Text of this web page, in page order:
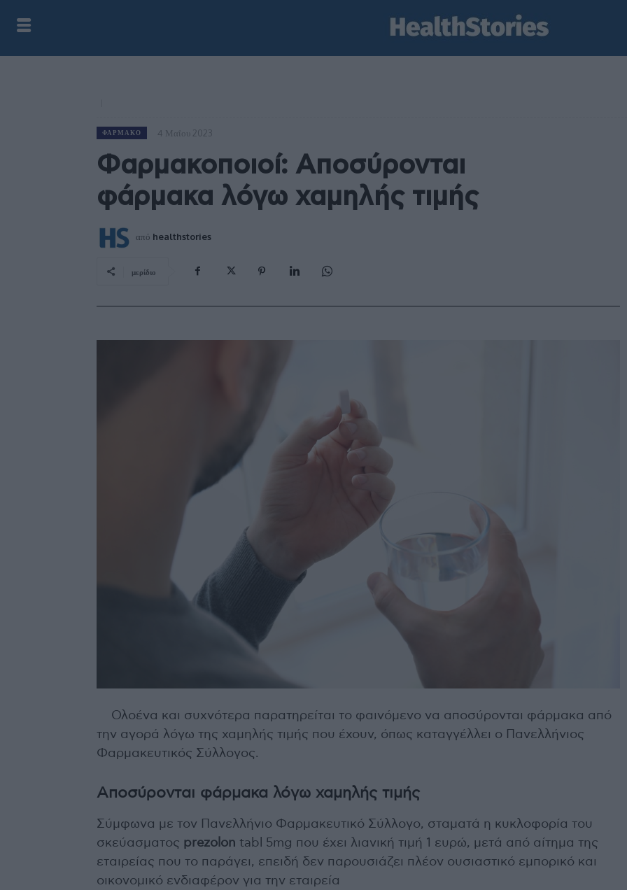
ΦΆΡΜΑΚΟ 4 Μαΐου 2023
Φαρμακοποιοί: Αποσύρονται
φάρμακα λόγω χαμηλής τιμής
από healthstories
μερίδιο
Ολοένα και συχνότερα παρατηρείται το φαινόμενο να αποσύρονται φάρμακα από
την αγορά λόγω της χαμηλής τιμής που έχουν, όπως καταγγέλλει ο Πανελλήνιος
Φαρμακευτικός Σύλλογος.
Αποσύρονται φάρμακα λόγω χαμηλής τιμής
Σύμφωνα με τον Πανελλήνιο Φαρμακευτικό Σύλλογο, σταματά η κυκλοφορία του
σκεύασματος prezolon tabl 5mg που έχει λιανική τιμή 1 ευρώ, μετά από αίτημα της
εταιρείας που το παράγει, επειδή δεν παρουσιάζει πλέον ουσιαστικό εμπορικό και
οικονομικό ενδιαφέρον για την εταιρεία